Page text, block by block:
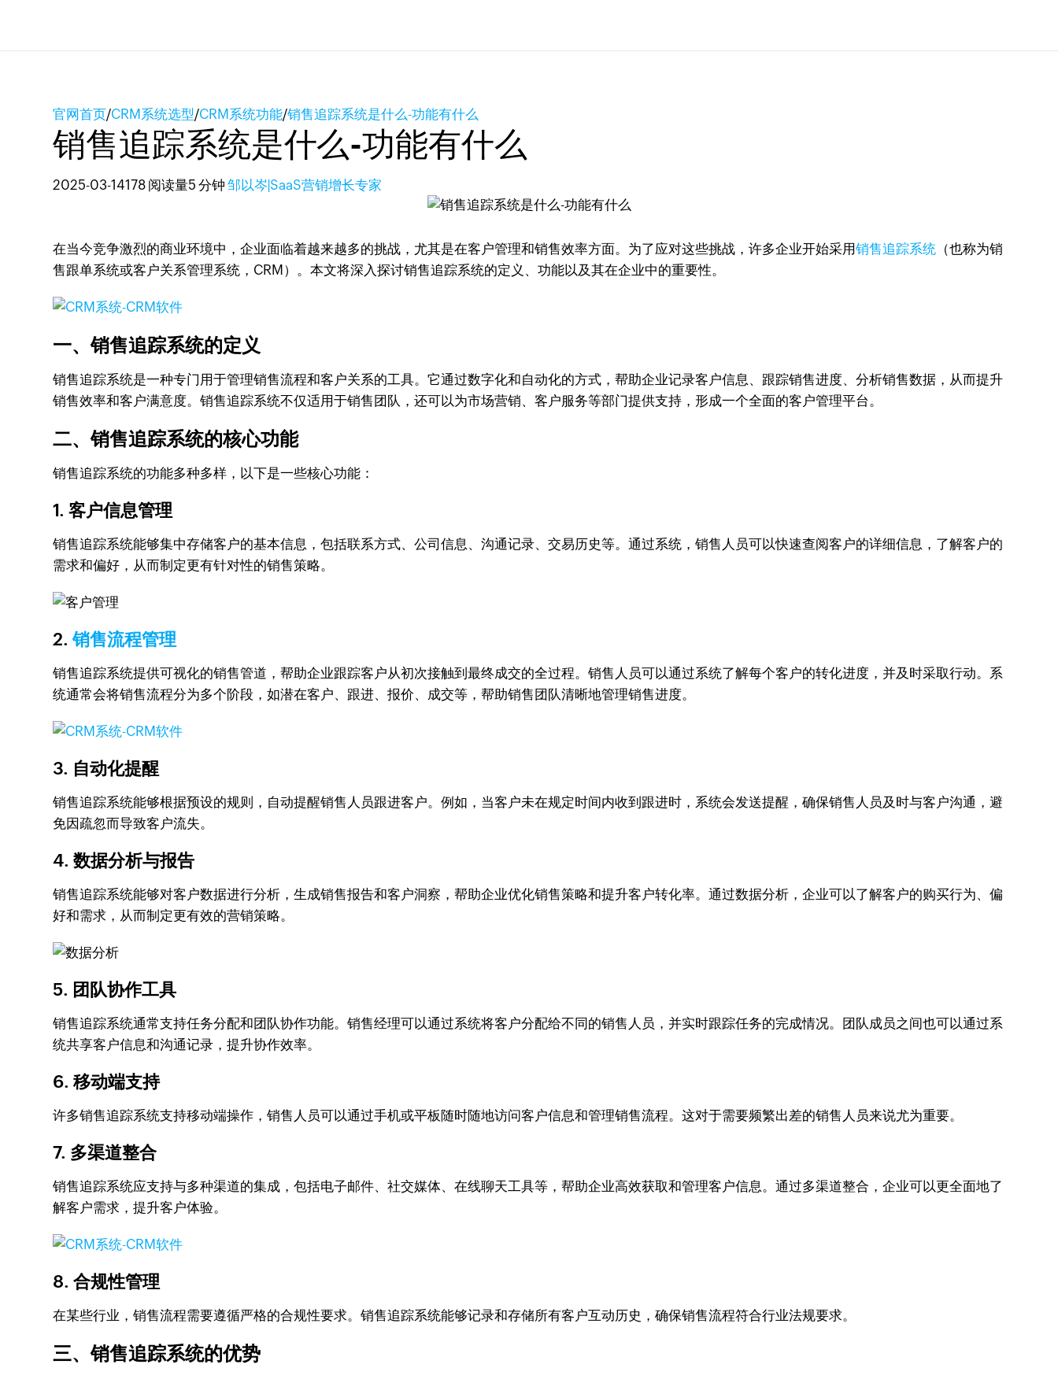
官网首页/CRM系统选型/CRM系统功能/销售追踪系统是什么-功能有什么
销售追踪系统是什么-功能有什么
2025-03-14178 阅读量5 分钟 邹以岑|SaaS营销增长专家
在当今竞争激烈的商业环境中，企业面临着越来越多的挑战，尤其是在客户管理和销售效率方面。为了应对这些挑战，许多企业开始采用销售追踪系统 （也称为销
售跟单系统或客户关系管理系统，CRM）。本文将深入探讨销售追踪系统的定义、功能以及其在企业中的重要性。
一、销售追踪系统的定义
销售追踪系统是一种专门用于管理销售流程和客户关系的工具。它通过数字化和自动化的方式，帮助企业记录客户信息、跟踪销售进度、分析销售数据，从而提升
销售效率和客户满意度。销售追踪系统不仅适用于销售团队，还可以为市场营销、客户服务等部门提供支持，形成一个全面的客户管理平台。
二、销售追踪系统的核心功能
销售追踪系统的功能多种多样，以下是一些核心功能：
1. 客户信息管理
销售追踪系统能够集中存储客户的基本信息，包括联系方式、公司信息、沟通记录、交易历史等。通过系统，销售人员可以快速查阅客户的详细信息，了解客户的
需求和偏好，从而制定更有针对性的销售策略。
2.销售流程管理
销售追踪系统提供可视化的销售管道，帮助企业跟踪客户从初次接触到最终成交的全过程。销售人员可以通过系统了解每个客户的转化进度，并及时采取行动。系
统通常会将销售流程分为多个阶段，如潜在客户、跟进、报价、成交等，帮助销售团队清晰地管理销售进度。
3. 自动化提醒
销售追踪系统能够根据预设的规则，自动提醒销售人员跟进客户。例如，当客户未在规定时间内收到跟进时，系统会发送提醒，确保销售人员及时与客户沟通，避
免因疏忽而导致客户流失。
4. 数据分析与报告
销售追踪系统能够对客户数据进行分析，生成销售报告和客户洞察，帮助企业优化销售策略和提升客户转化率。通过数据分析，企业可以了解客户的购买行为、偏
好和需求，从而制定更有效的营销策略。
5. 团队协作工具
销售追踪系统通常支持任务分配和团队协作功能。销售经理可以通过系统将客户分配给不同的销售人员，并实时跟踪任务的完成情况。团队成员之间也可以通过系
统共享客户信息和沟通记录，提升协作效率。
6. 移动端支持
许多销售追踪系统支持移动端操作，销售人员可以通过手机或平板随时随地访问客户信息和管理销售流程。这对于需要频繁出差的销售人员来说尤为重要。
7. 多渠道整合
销售追踪系统应支持与多种渠道的集成，包括电子邮件、社交媒体、在线聊天工具等，帮助企业高效获取和管理客户信息。通过多渠道整合，企业可以更全面地了
解客户需求，提升客户体验。
8. 合规性管理
在某些行业，销售流程需要遵循严格的合规性要求。销售追踪系统能够记录和存储所有客户互动历史，确保销售流程符合行业法规要求。
三、销售追踪系统的优势